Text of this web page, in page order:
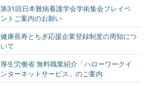
第31回日本難病看護学会学術集会プレイベ
ントご案内のお願い
健康長寿とちぎ応援企業登録制度の周知につ
いて
厚生労働省 無料職業紹介「ハローワークイ
ンターネットサービス」のご案内